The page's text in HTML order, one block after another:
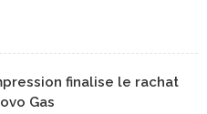
finalise le rachat
Gas